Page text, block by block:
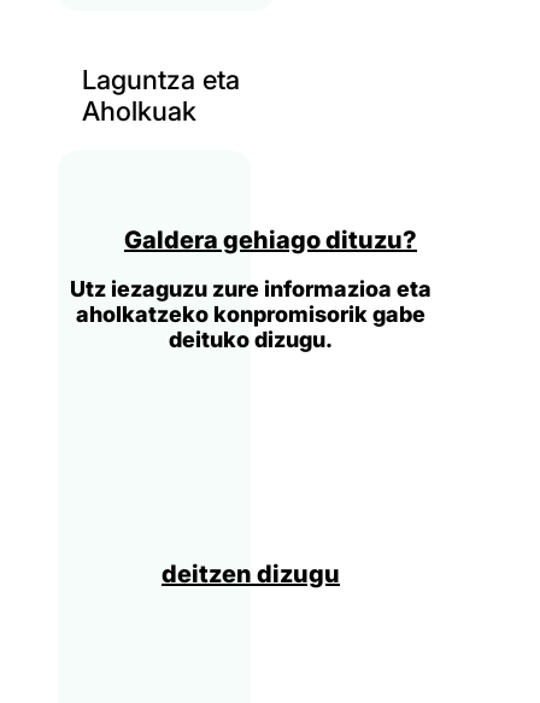
Laguntza eta
Aholkuak
Galdera gehiago dituzu?
Utz iezaguzu zure informazioa eta
aholkatzeko konpromisorik gabe
deituko dizugu.
deitzen dizugu